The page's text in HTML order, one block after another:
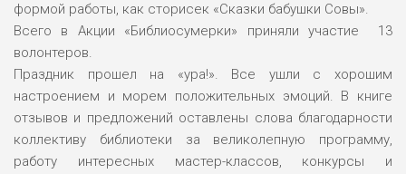
формой работы, как сторисек «Сказки бабушки Совы».
Всего в Акции «Библиосумерки» приняли участие 13
волонтеров.
Праздник прошел на «ура!». Все ушли с хорошим
настроением и морем положительных эмоций. В книге
отзывов и предложений оставлены слова благодарности
коллективу библиотеки за великолепную программу,
работу интересных мастер-классов, конкурсы и